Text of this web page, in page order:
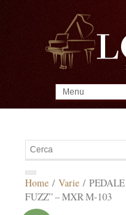
Home/ Varie/ PEDALE
FUZZ” – MXR M-103